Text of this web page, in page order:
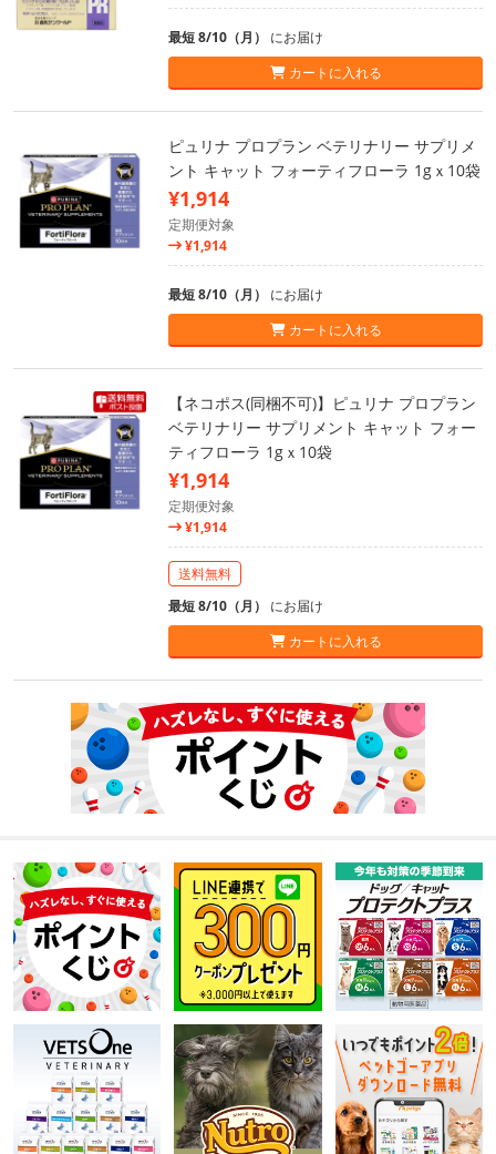
最短 8/10（月） にお届け
カートに入れる
ピュリナ プロプラン ベテリナリー サプリメ
ント キャット フォーティフローラ 1gｘ10袋
¥1,914
定期便対象
¥1,914
最短 8/10（月） にお届け
カートに入れる
【ネコポス(同梱不可)】ピュリナ プロプラン
ベテリナリー サプリメント キャット フォー
ティフローラ 1gｘ10袋
¥1,914
定期便対象
¥1,914
送料無料
最短 8/10（月） にお届け
カートに入れる